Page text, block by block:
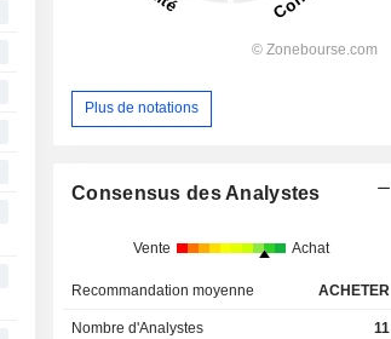
Plus de notations
Consensus des Analystes
Vente Achat
Recommandation moyenne ACHETER
Nombre d'Analystes 11